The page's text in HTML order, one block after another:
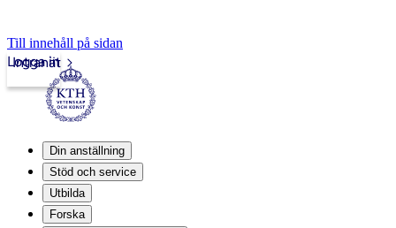
Till innehåll på sidan
Intranät
Logga in
Din anställning
Stöd och service
Utbilda
Forska